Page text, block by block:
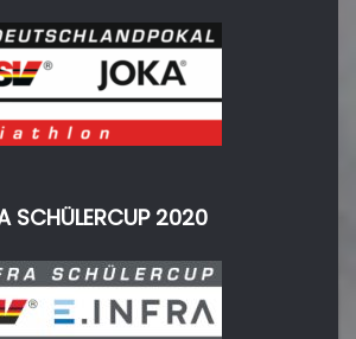
SCHÜLERCUP 2020